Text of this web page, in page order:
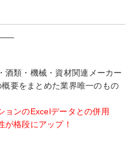
――
酒類・機械・資材関連メーカー
要をまとめた業界唯一のもの
ョンのExcelデータとの併用
が格段にアップ！